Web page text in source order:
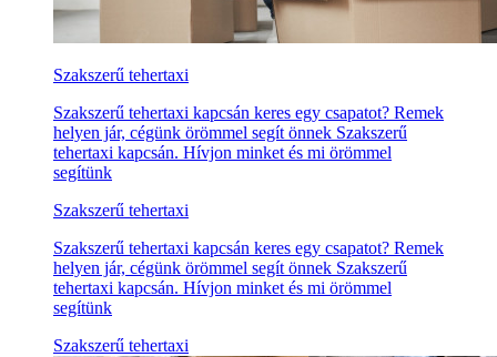
Szakszerű tehertaxi
Szakszerű tehertaxi kapcsán keres egy csapatot? Remek
helyen jár, cégünk örömmel segít önnek Szakszerű
tehertaxi kapcsán. Hívjon minket és mi örömmel
segítünk
Szakszerű tehertaxi
Szakszerű tehertaxi kapcsán keres egy csapatot? Remek
helyen jár, cégünk örömmel segít önnek Szakszerű
tehertaxi kapcsán. Hívjon minket és mi örömmel
segítünk
Szakszerű tehertaxi